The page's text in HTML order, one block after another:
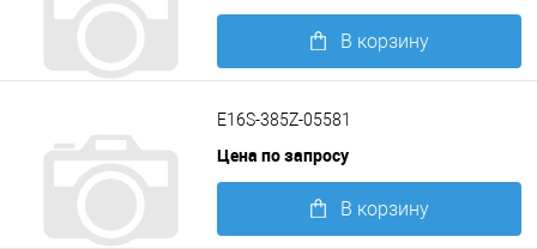
В корзину
E16S-385Z-05581
Цена по запросу
В корзину